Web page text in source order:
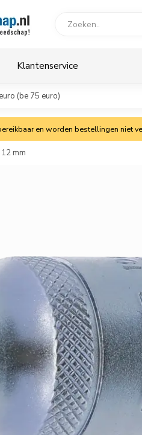
Klantenservice
(be 75 euro)
en worden bestellingen niet
mm